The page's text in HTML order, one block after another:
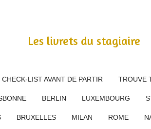
Les livrets du stagiaire
CHECK-LIST AVANT DE PARTIR TROUVE
BERLIN LUXEMBOURG
BRUXELLES MILAN ROME